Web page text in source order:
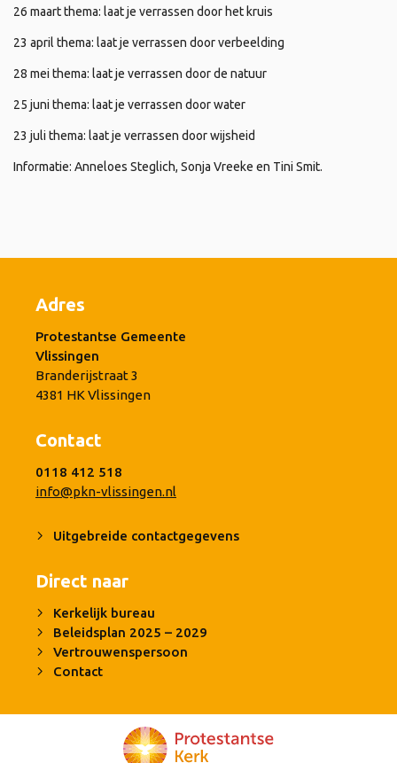
26 maart thema: laat je verrassen door het kruis
23 april thema: laat je verrassen door verbeelding
28 mei thema: laat je verrassen door de natuur
25 juni thema: laat je verrassen door water
23 juli thema: laat je verrassen door wijsheid
Informatie: Anneloes Steglich, Sonja Vreeke en Tini Smit.
Adres
Protestantse Gemeente
Vlissingen
Branderijstraat 3
4381 HK Vlissingen
Contact
0118 412 518
info@pkn-vlissingen.nl
Uitgebreide contactgegevens
Direct naar
Kerkelijk bureau
Beleidsplan 2025 – 2029
Vertrouwenspersoon
Contact